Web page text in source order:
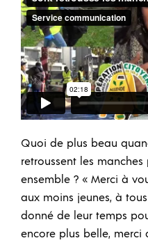
Quoi de plus beau
retroussent les
ensemble ? « Merci à
aux moins jeunes, à
donné de leur temps
encore plus belle, merci